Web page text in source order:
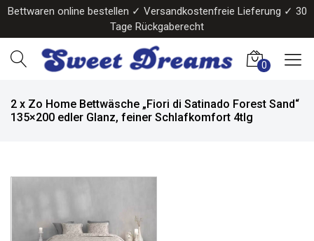
Bettwaren online bestellen ✓ Versandkostenfreie Lieferung ✓ 30
Tage Rückgaberecht
0
2 x Zo Home Bettwäsche „Fiori di Satinado Forest Sand“
135×200 edler Glanz, feiner Schlafkomfort 4tlg